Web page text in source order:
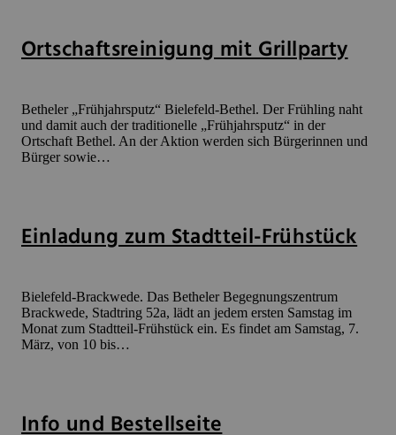
Ortschaftsreinigung mit Grillparty
Betheler „Frühjahrsputz“ Bielefeld-Bethel. Der Frühling naht
und damit auch der traditionelle „Frühjahrsputz“ in der
Ortschaft Bethel. An der Aktion werden sich Bürgerinnen und
Bürger sowie…
Einladung zum Stadtteil-Frühstück
Bielefeld-Brackwede. Das Betheler Begegnungszentrum
Brackwede, Stadtring 52a, lädt an jedem ersten Samstag im
Monat zum Stadtteil-Frühstück ein. Es findet am Samstag, 7.
März, von 10 bis…
Info und Bestellseite